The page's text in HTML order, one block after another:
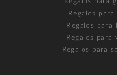
Regalos para
Regalos para
Regalos para
Regalos para